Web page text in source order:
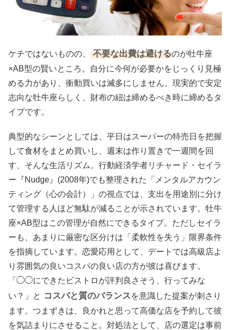
ケチではないものの、 不要な出費は避けるのが牡牛座
×AB型の賢いところ。自分に今何が必要かをじっくり見極
める力があり、衝動買いは滅多にしません。現実的で安定
志向な牡牛座らしく、財布の紐は締めるべき時に締めるタ
イプです。
典型的なシーンとしては、平日はスーパーの特売日を把握
して食材をまとめ買いし、週末は作り置きで一週間を回
す、そんな生活リズム。行動経済学者リチャード・セイラ
ー『Nudge』(2008年)でも整理された「メンタルアカウン
ティング（心の会計）」の視点では、支出を用途別に分け
て管理する人ほど無駄が減ることが示されています。牡牛
座×AB型はこの管理が自然にできるタイプ。ただしセイラ
ーも、あまりに厳密な区分けは「柔軟性を失う」限界条件
を指摘しています。恋愛応用として、デートでは高級店よ
り雰囲気の良いコスパの良い店の方が彼は喜びます。
「◯◯にできたビストロが評判良さそう、行ってみな
い？」と コスパと質のバランスを意識した提案が刺さり
ます。つまずきは、良かれと思って高価な店を予約して彼
を気詰まりにさせること。対処法として、店の選定は事前